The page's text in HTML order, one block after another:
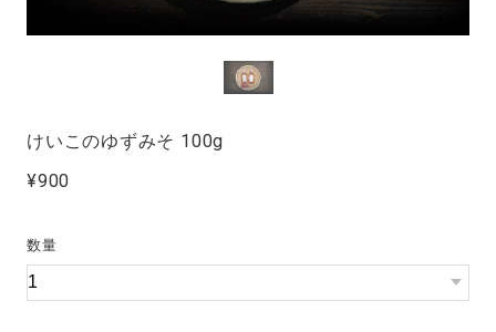
けいこのゆずみそ 100g
¥900
数量